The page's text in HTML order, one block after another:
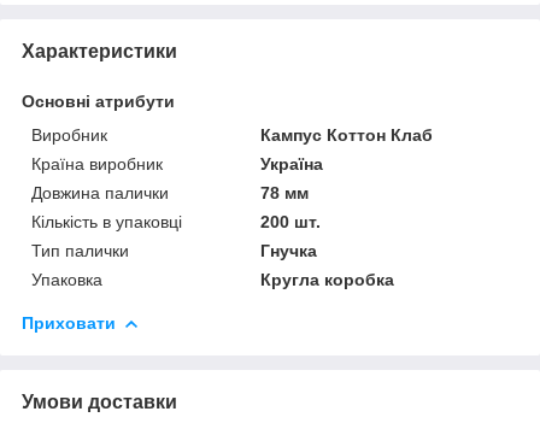
Характеристики
Основні атрибути
Виробник
Кампус Коттон Клаб
Країна виробник
Україна
Довжина палички
78 мм
Кількість в упаковці
200 шт.
Тип палички
Гнучка
Упаковка
Кругла коробка
Приховати
Умови доставки